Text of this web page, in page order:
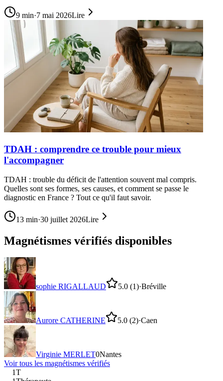
9 min·7 mai 2026Lire
TDAH : comprendre ce trouble pour mieux
l'accompagner
TDAH : trouble du déficit de l'attention souvent mal compris.
Quelles sont ses formes, ses causes, et comment se passe le
diagnostic en France ? Tout ce qu'il faut savoir.
13 min·30 juillet 2026Lire
Magnétismes vérifiés disponibles
sophie RIGALLAUD 5.0 (1)·Bréville
Aurore CATHERINE 5.0 (2)·Caen
Virginie MERLET0Nantes
Voir tous les magnétismes vérifiés
1T